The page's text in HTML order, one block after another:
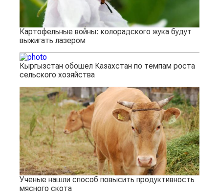
Картофельные войны: колорадского жука будут
выжигать лазером
Кыргызстан обошел Казахстан по темпам роста
сельского хозяйства
Ученые нашли способ повысить продуктивность
мясного скота